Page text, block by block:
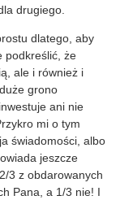
drugiego.
dlatego, aby
podkreślić, że
ale i również i
grono
ani nie
mi o tym
świadomości, albo
jeszcze
3 z obdarowanych
Pana, a 1/3 nie! I